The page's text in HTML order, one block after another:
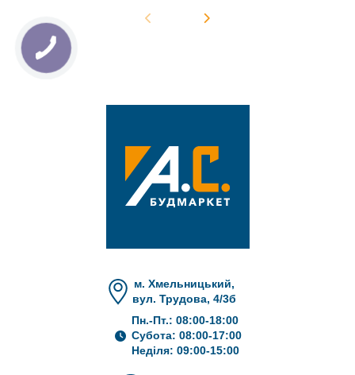
м. Хмельницький,
вул. Трудова, 4/3б
Пн.-Пт.: 08:00-18:00
Субота: 08:00-17:00
Неділя: 09:00-15:00